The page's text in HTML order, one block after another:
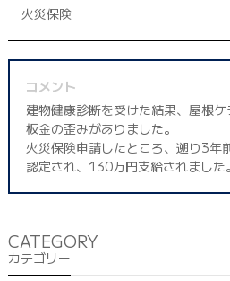
火災保険
コメント
建物健康診断を受けた結果、屋根
板金の歪みがありました。
火災保険申請したところ、遡り3年
認定され、130万円支給されました
CATEGORY
カテゴリー